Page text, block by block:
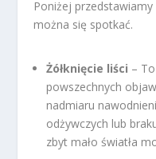
Poniżej
można się spotkać.
Żółknięcie liści –
powszechnych
nadmiaru
odżywczych lub
zbyt mało światła